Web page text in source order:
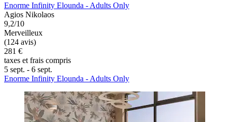
Enorme Infinity Elounda - Adults Only
Agios Nikolaos
9,2/10
Merveilleux
(124 avis)
281 €
taxes et frais compris
5 sept. - 6 sept.
Enorme Infinity Elounda - Adults Only